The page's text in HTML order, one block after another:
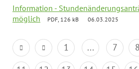
Information -
möglich
PDF, 126 kB 06.03.2025
1 ... 7 8